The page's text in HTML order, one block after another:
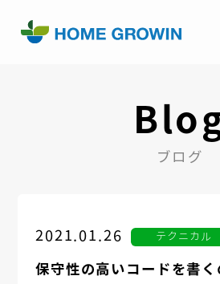
ブログ
2021.01.26 テクニカル
保守性の高いコードを書